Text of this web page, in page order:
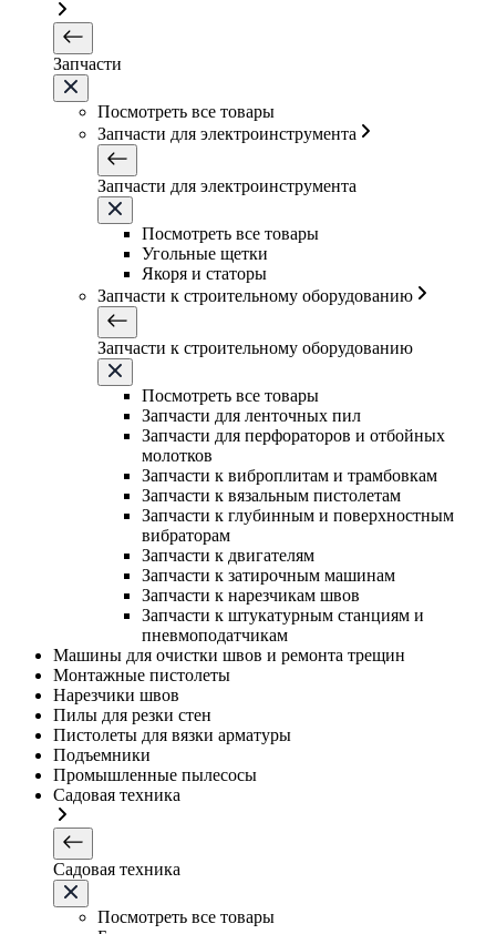
Запчасти
Посмотреть все товары
Запчасти для электроинструмента
Запчасти для электроинструмента
Посмотреть все товары
Угольные щетки
Якоря и статоры
Запчасти к строительному оборудованию
Запчасти к строительному оборудованию
Посмотреть все товары
Запчасти для ленточных пил
Запчасти для перфораторов и отбойных
молотков
Запчасти к виброплитам и трамбовкам
Запчасти к вязальным пистолетам
Запчасти к глубинным и поверхностным
вибраторам
Запчасти к двигателям
Запчасти к затирочным машинам
Запчасти к нарезчикам швов
Запчасти к штукатурным станциям и
пневмоподатчикам
Машины для очистки швов и ремонта трещин
Монтажные пистолеты
Нарезчики швов
Пилы для резки стен
Пистолеты для вязки арматуры
Подъемники
Промышленные пылесосы
Садовая техника
Садовая техника
Посмотреть все товары